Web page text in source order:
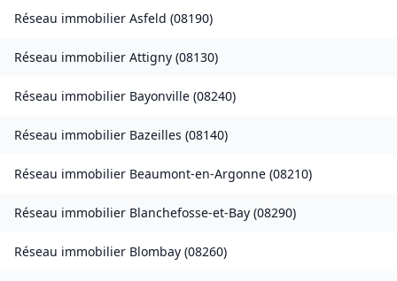
Réseau immobilier Asfeld (08190)
Réseau immobilier Attigny (08130)
Réseau immobilier Bayonville (08240)
Réseau immobilier Bazeilles (08140)
Réseau immobilier Beaumont-en-Argonne (08210)
Réseau immobilier Blanchefosse-et-Bay (08290)
Réseau immobilier Blombay (08260)